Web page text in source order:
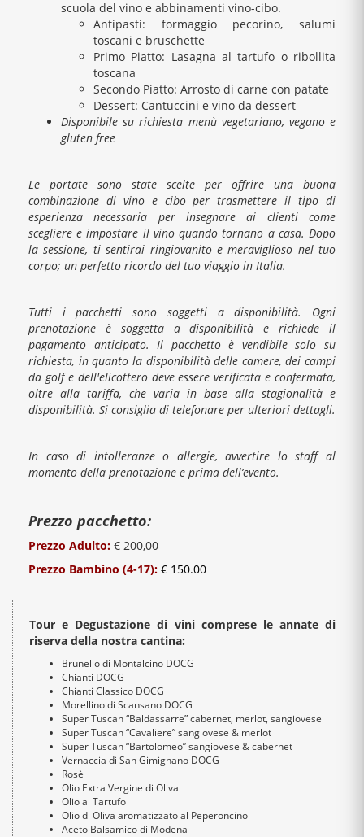
scuola del vino e abbinamenti vino-cibo.
Antipasti: formaggio pecorino, salumi
toscani e bruschette
Primo Piatto: Lasagna al tartufo o ribollita
toscana
Secondo Piatto: Arrosto di carne con patate
Dessert: Cantuccini e vino da dessert
Disponibile su richiesta menù vegetariano, vegano e
gluten free
Le portate sono state scelte per offrire una buona
combinazione di vino e cibo per trasmettere il tipo di
esperienza necessaria per insegnare ai clienti come
scegliere e impostare il vino quando tornano a casa. Dopo
la sessione, ti sentirai ringiovanito e meraviglioso nel tuo
corpo; un perfetto ricordo del tuo viaggio in Italia.
Tutti i pacchetti sono soggetti a disponibilità. Ogni
prenotazione è soggetta a disponibilità e richiede il
pagamento anticipato. Il pacchetto è vendibile solo su
richiesta, in quanto la disponibilità delle camere, dei campi
da golf e dell'elicottero deve essere verificata e confermata,
oltre alla tariffa, che varia in base alla stagionalità e
disponibilità. Si consiglia di telefonare per ulteriori dettagli.
In caso di intolleranze o allergie, avvertire lo staff al
momento della prenotazione e prima dell’evento.
Prezzo pacchetto:
Prezzo Adulto: € 200,00
Prezzo Bambino (4-17): € 150.00
Tour e Degustazione di vini comprese le annate di
riserva della nostra cantina:
Brunello di Montalcino DOCG
Chianti DOCG
Chianti Classico DOCG
Morellino di Scansano DOCG
Super Tuscan “Baldassarre” cabernet, merlot, sangiovese
Super Tuscan “Cavaliere” sangiovese & merlot
Super Tuscan “Bartolomeo” sangiovese & cabernet
Vernaccia di San Gimignano DOCG
Rosè
Olio Extra Vergine di Oliva
Olio al Tartufo
Olio di Oliva aromatizzato al Peperoncino
Aceto Balsamico di Modena